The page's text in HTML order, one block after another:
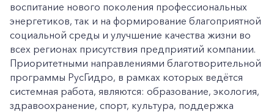
воспитание нового поколения профессиональных
энергетиков, так и на формирование благоприятной
социальной среды и улучшение качества жизни во
всех регионах присутствия предприятий компании.
Приоритетными направлениями благотворительной
программы РусГидро, в рамках которых ведётся
системная работа, являются: образование, экология,
здравоохранение, спорт, культура, поддержка